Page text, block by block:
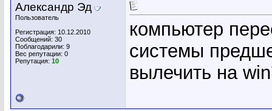
Александр Эд
Пользователь
Регистрация: 10.12.2010
Сообщений: 30
Поблагодарили: 9
Вес репутации: 0
Репутация: 10
компьютер
системы
вылечить на